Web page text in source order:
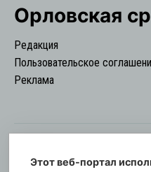
Орловская
Редакция
Пользовательское
Реклама
© Информационный
Этот веб-портал